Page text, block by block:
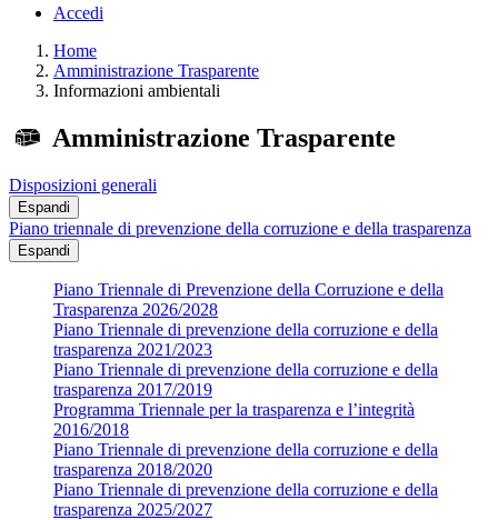
Accedi
Home
Amministrazione Trasparente
Informazioni ambientali
Amministrazione Trasparente
Disposizioni generali
Espandi
Piano triennale di prevenzione della corruzione e della trasparenza
Espandi
Piano Triennale di Prevenzione della Corruzione e della
Trasparenza 2026/2028
Piano Triennale di prevenzione della corruzione e della
trasparenza 2021/2023
Piano Triennale di prevenzione della corruzione e della
trasparenza 2017/2019
Programma Triennale per la trasparenza e l’integrità
2016/2018
Piano Triennale di prevenzione della corruzione e della
trasparenza 2018/2020
Piano Triennale di prevenzione della corruzione e della
trasparenza 2025/2027